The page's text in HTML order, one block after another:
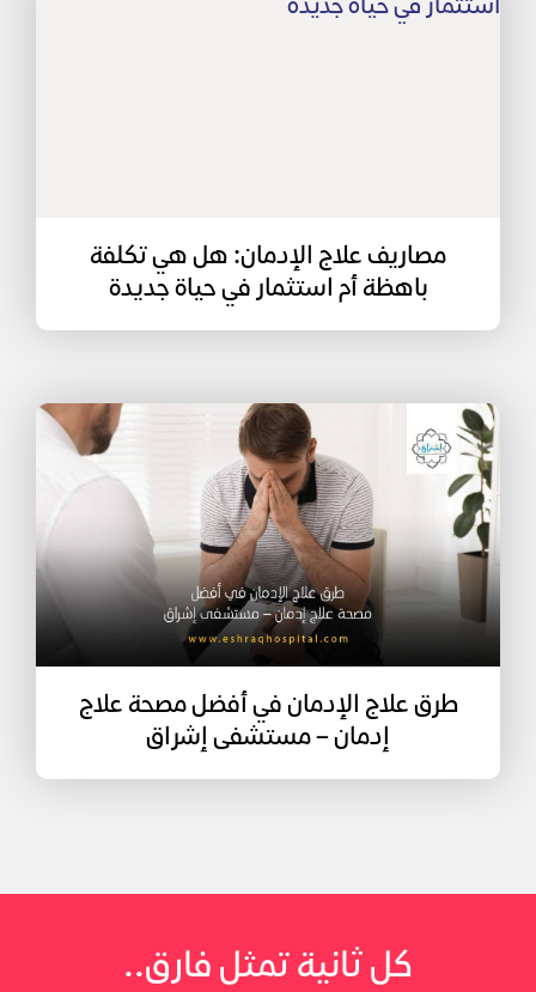
مصاريف علاج الإدمان: هل هي تكلفة
باهظة أم استثمار في حياة جديدة
طرق علاج الإدمان في أفضل مصحة علاج
إدمان – مستشفى إشراق
كل ثانية تمثل فارق..